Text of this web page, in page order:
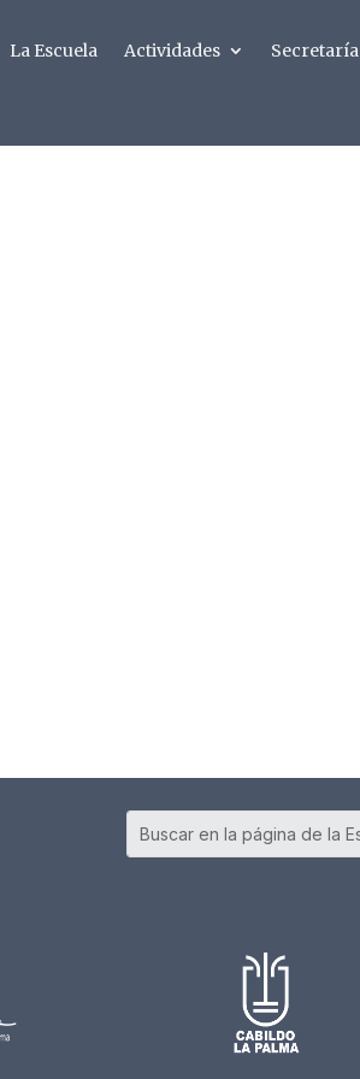
La Escuela Actividades Secretaría